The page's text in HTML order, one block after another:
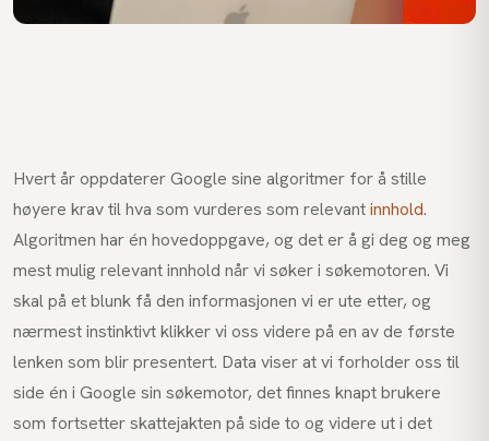
Hvert år oppdaterer Google sine algoritmer for å stille
høyere krav til hva som vurderes som relevantinnhold.
Algoritmen har én hovedoppgave, og det er å gi deg og meg
mest mulig relevant innhold når vi søker i søkemotoren. Vi
skal på et blunk få den informasjonen vi er ute etter, og
nærmest instinktivt klikker vi oss videre på en av de første
lenken som blir presentert. Data viser at vi forholder oss til
side én i Google sin søkemotor, det finnes knapt brukere
som fortsetter skattejakten på side to og videre ut i det